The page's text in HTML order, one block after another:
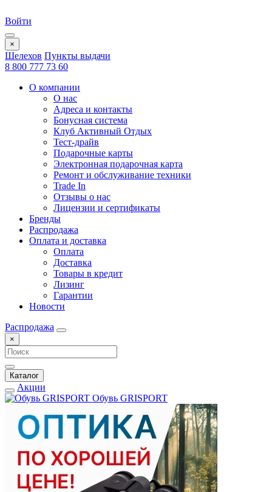
Войти
×
Шелехов Пункты выдачи
8 800 777 73 60
О компании
О нас
Адреса и контакты
Бонусная система
Клуб Активный Отдых
Тест-драйв
Подарочные карты
Электронная подарочная карта
Ремонт и обслуживание техники
Trade In
Отзывы о нас
Лицензии и сертификаты
Бренды
Распродажа
Оплата и доставка
Оплата
Доставка
Товары в кредит
Лизинг
Гарантии
Новости
Распродажа
×
Каталог
Акции
Обувь GRISPORT